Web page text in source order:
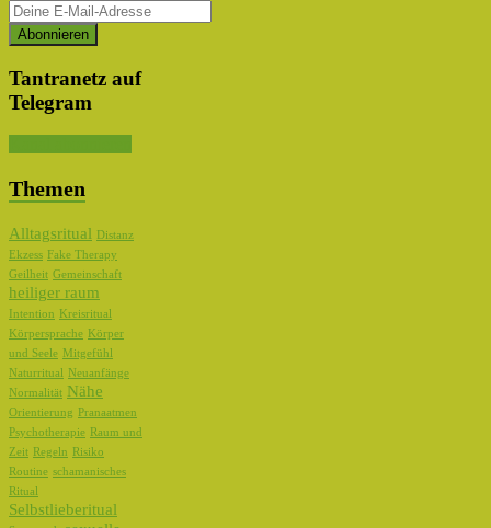
Tantranetz auf
Telegram
Themen
Alltagsritual Distanz
Ekzess Fake Therapy
Geilheit Gemeinschaft
heiliger raum
Intention
Kreisritual
Körpersprache Körper
und Seele Mitgefühl
Naturritual Neuanfänge
Normalität Nähe
Orientierung
Pranaatmen
Psychotherapie Raum und
Zeit Regeln
Risiko
Routine schamanisches
Ritual
Selbstlieberitual